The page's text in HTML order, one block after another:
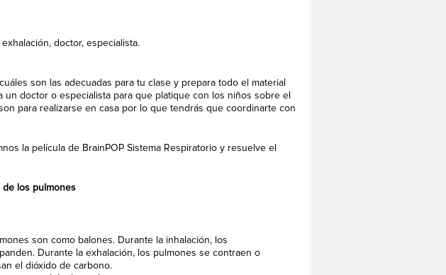
doctor, especialista.
son las adecuadas para tu clase y prepara todo el material
un doctor o especialista para que platique con los niños sobre el
para realizarse en casa por lo que tendrás que coordinarte con
la película de BrainPOP Sistema Respiratorio y resuelve el
de los pulmones
son como balones. Durante la inhalación, los
Durante la exhalación, los pulmones se contraen o
el dióxido de carbono.